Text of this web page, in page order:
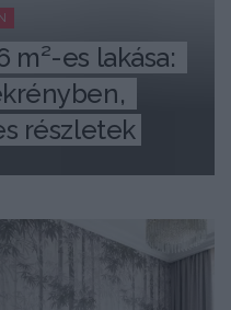
m²-es lakása:
részletek